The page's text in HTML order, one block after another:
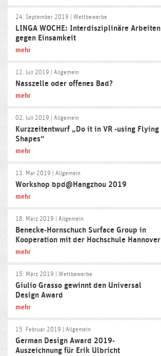
24. September 2019 | Wettbewerbe
LINGA WOCHE: Interdisziplinäre Arbeiten
gegen Einsamkeit
mehr
12. Juli 2019 | Allgemein
Nasszelle oder offenes Bad?
mehr
02. Juli 2019 | Allgemein
Kurzzeitentwurf „Do it in VR -using Flying
Shapes“
mehr
13. Mai 2019 | Allgemein
Workshop bpd@Hangzhou 2019
mehr
18. März 2019 | Allgemein
Benecke-Hornschuch Surface Group in
Kooperation mit der Hochschule Hannover
mehr
15. März 2019 | Wettbewerbe
Giulio Grasso gewinnt den Universal
Design Award
mehr
15. Februar 2019 | Allgemein
German Design Award 2019-
Auszeichnung für Erik Ulbricht